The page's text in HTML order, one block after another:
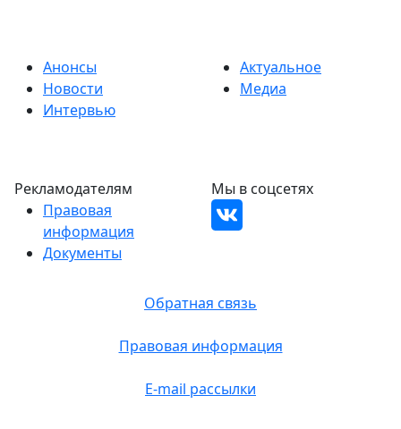
Анонсы
Новости
Интервью
Актуальное
Медиа
Обратная связь
Правовая информация
E-mail рассылки
Рекламодателям
Правовая
информация
Документы
Мы в соцсетях